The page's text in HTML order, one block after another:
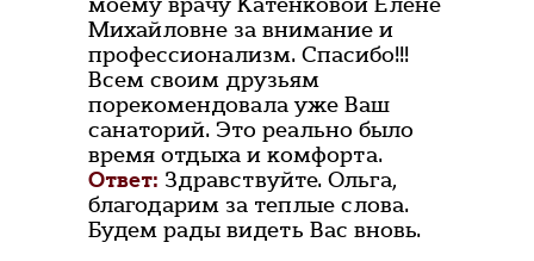
Михайловне за внимание и
профессионализм. Спасибо!!!
Всем своим друзьям
порекомендовала уже Ваш
санаторий. Это реально было
время отдыха и комфорта.
Ответ: Здравствуйте. Ольга,
благодарим за теплые слова.
Будем рады видеть Вас вновь.